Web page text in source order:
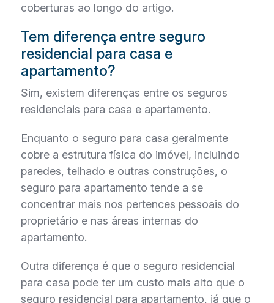
coberturas ao longo do artigo.
Tem diferença entre seguro
residencial para casa e
apartamento?
Sim, existem diferenças entre os seguros
residenciais para casa e apartamento.
Enquanto o seguro para casa geralmente
cobre a estrutura física do imóvel, incluindo
paredes, telhado e outras construções, o
seguro para apartamento tende a se
concentrar mais nos pertences pessoais do
proprietário e nas áreas internas do
apartamento.
Outra diferença é que o seguro residencial
para casa pode ter um custo mais alto que o
seguro residencial para apartamento, já que o